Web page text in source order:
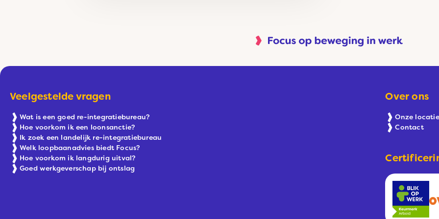
Veelgestelde vragen
Wat is een goed re-integratiebureau?
Hoe voorkom ik een loonsanctie?
Ik zoek een landelijk re-integratiebureau
Welk loopbaanadvies biedt Focus?
Hoe voorkom ik langdurig uitval?
Goed werkgeverschap bij ontslag
Over ons
Onze
Contact